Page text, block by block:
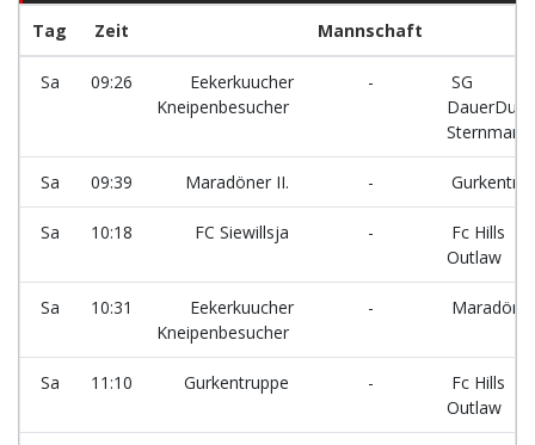
Tag Zeit Mannschaft
Sa 09:26
Eekerkuucher
Kneipenbesucher
-
SG
Sternmarke
Sa 09:39 Maradöner II. -
Sa 10:18 FC Siewillsja -
Fc Hills
Outlaw
Sa 10:31
Eekerkuucher
Kneipenbesucher
-
Sa 11:10 Gurkentruppe -
Fc Hills
Outlaw